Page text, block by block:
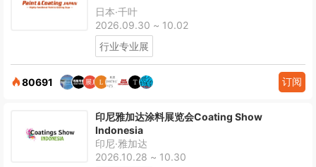
日本·千叶
2026.09.30 ~ 10.02
行业专业展
80691 订阅
印尼雅加达涂料展览会Coating Show
Indonesia
印尼·雅加达
2026.10.28 ~ 10.30